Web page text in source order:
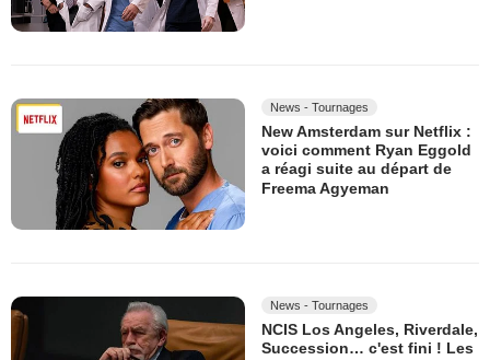
News - Tournages
New Amsterdam sur Netflix :
voici comment Ryan Eggold
a réagi suite au départ de
Freema Agyeman
News - Tournages
NCIS Los Angeles, Riverdale,
Succession… c'est fini ! Les